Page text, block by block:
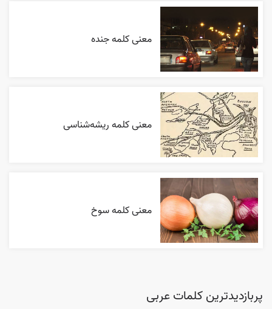
معنی کلمه جنده
معنی کلمه ریشه‌شناسی
معنی کلمه سوخ
پربازدیدترین کلمات عربی